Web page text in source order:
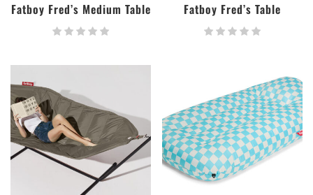
Fatboy Fred’s Medium Table Fatboy Fred’s Table